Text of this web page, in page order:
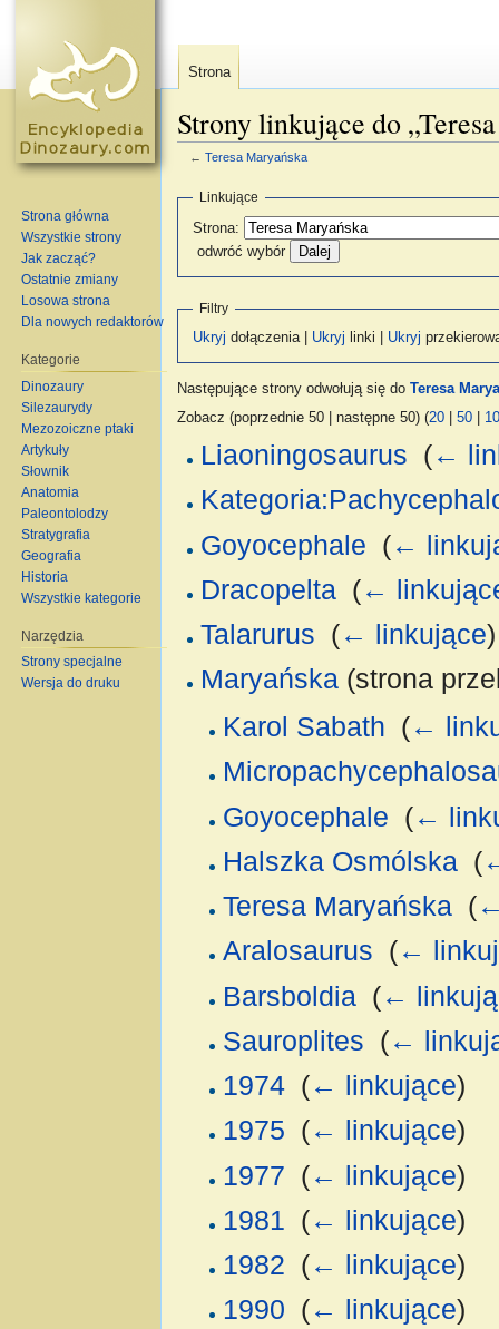
Strony linkujące do
← Teresa Maryańska
Linkujące
Strona:
odwróć wybór
Filtry
Ukryj dołączenia | Ukryj linki | Ukryj
Następujące strony odwołują się doTeresa
Zobacz (poprzednie 50 | następne 50) (20 |50
Liaoningosaurus (←
Goyocephale (←
Dracopelta‎ (←
Talarurus (← linkujące)
Maryańska(strona
Karol Sabath (←
Goyocephale (←
Halszka Osmólska‎ (
Teresa Maryańska‎ (
Aralosaurus (←
Barsboldia‎ (←
Sauroplites (←
1974‎ (← linkujące)
1975 (← linkujące)
1977 (← linkujące)
1981 (← linkujące)
1982 (← linkujące)
1990 (← linkujące)
Strona
Strona główna
Wszystkie strony
Jak zacząć?
Ostatnie zmiany
Losowa strona
Dla nowych redaktorów
Kategorie
Dinozaury
Silezaurydy
Mezozoiczne ptaki
Artykuły
Słownik
Anatomia
Paleontolodzy
Stratygrafia
Geografia
Historia
Wszystkie kategorie
Narzędzia
Strony specjalne
Wersja do druku